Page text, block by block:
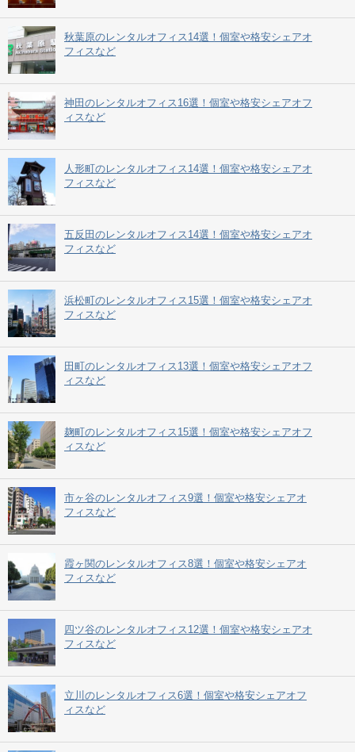
秋葉原のレンタルオフィス14選！個室や格安シェアオ
フィスなど
神田のレンタルオフィス16選！個室や格安シェアオフ
ィスなど
人形町のレンタルオフィス14選！個室や格安シェアオ
フィスなど
五反田のレンタルオフィス14選！個室や格安シェアオ
フィスなど
浜松町のレンタルオフィス15選！個室や格安シェアオ
フィスなど
田町のレンタルオフィス13選！個室や格安シェアオフ
ィスなど
麹町のレンタルオフィス15選！個室や格安シェアオフ
ィスなど
市ヶ谷のレンタルオフィス9選！個室や格安シェアオ
フィスなど
霞ヶ関のレンタルオフィス8選！個室や格安シェアオ
フィスなど
四ツ谷のレンタルオフィス12選！個室や格安シェアオ
フィスなど
立川のレンタルオフィス6選！個室や格安シェアオフ
ィスなど